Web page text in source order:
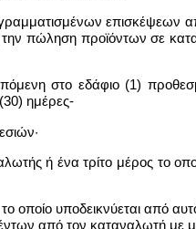
επισκέψεων
πώληση προϊόντων σε
στο εδάφιο (1)
ημέρες-
ή ένα τρίτο μέρος το
οποίο υποδεικνύεται από
από τον καταναλωτή με